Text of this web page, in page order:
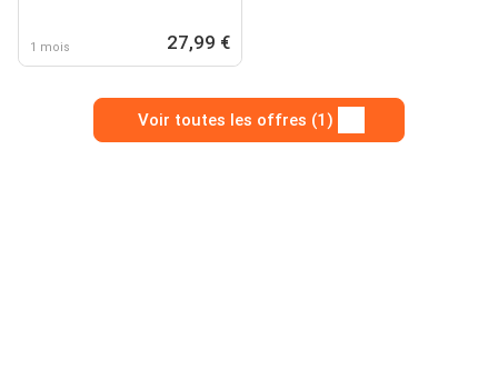
1 mois 27,99 €
Voir toutes les offres (1)